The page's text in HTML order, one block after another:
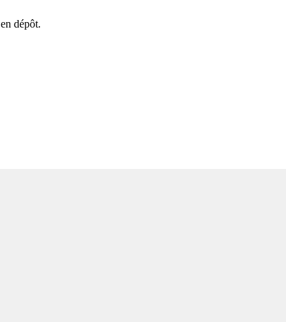
en dépôt.